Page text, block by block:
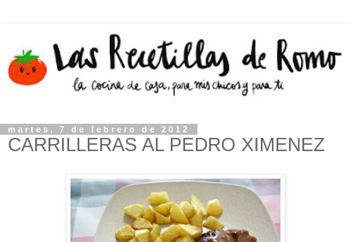
martes, 7 de febrero de 2012
CARRILLERAS AL PEDRO XIMENEZ